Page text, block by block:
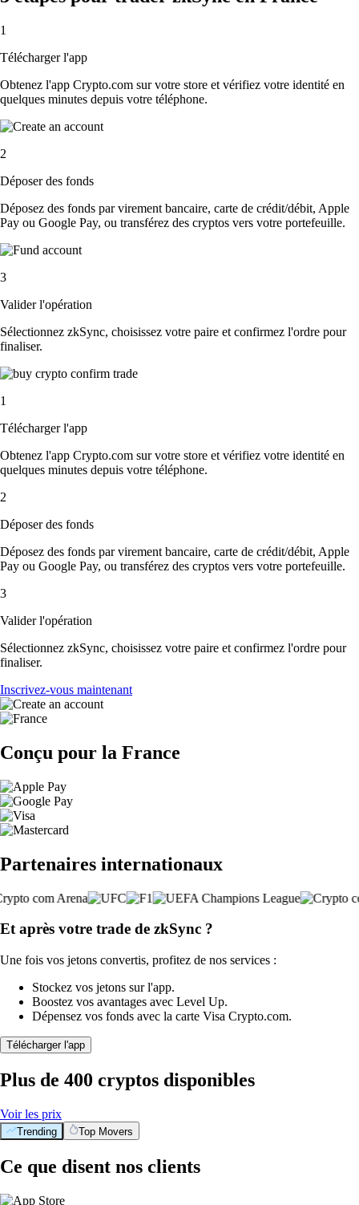
1
Télécharger l'app
Obtenez l'app Crypto.com sur votre store et vérifiez votre identité en
quelques minutes depuis votre téléphone.
2
Déposer des fonds
Déposez des fonds par virement bancaire, carte de crédit/débit, Apple
Pay ou Google Pay, ou transférez des cryptos vers votre portefeuille.
3
Valider l'opération
Sélectionnez zkSync, choisissez votre paire et confirmez l'ordre pour
finaliser.
1
Télécharger l'app
Obtenez l'app Crypto.com sur votre store et vérifiez votre identité en
quelques minutes depuis votre téléphone.
2
Déposer des fonds
Déposez des fonds par virement bancaire, carte de crédit/débit, Apple
Pay ou Google Pay, ou transférez des cryptos vers votre portefeuille.
3
Valider l'opération
Sélectionnez zkSync, choisissez votre paire et confirmez l'ordre pour
finaliser.
Inscrivez-vous maintenant
Conçu pour la France
Partenaires internationaux
Et après votre trade de zkSync ?
Une fois vos jetons convertis, profitez de nos services :
Stockez vos jetons sur l'app.
Boostez vos avantages avec Level Up.
Dépensez vos fonds avec la carte Visa Crypto.com.
Télécharger l'app
Plus de 400 cryptos disponibles
Voir les prix
Trending Top Movers
Ce que disent nos clients